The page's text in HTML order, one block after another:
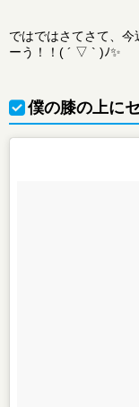
ではではさてさて、
ーう！！( ´ ▽ ` )ﾉ✨
僕の膝の上に